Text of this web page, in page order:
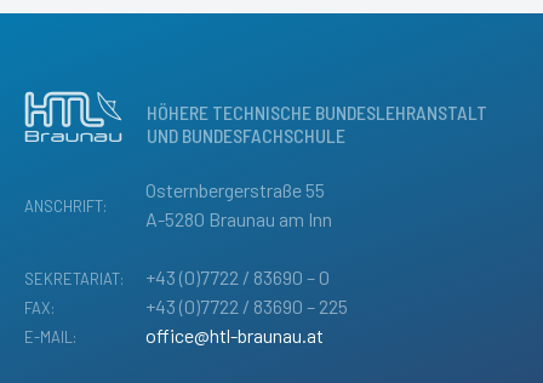
HÖHERE TECHNISCHE BUNDESLEHRANSTALT
UND BUNDESFACHSCHULE
ANSCHRIFT:
Osternbergerstraße 55
A-5280 Braunau am Inn
SEKRETARIAT: +43 (0)7722 / 83690 – 0
FAX: +43 (0)7722 / 83690 – 225
E-MAIL: office@htl-braunau.at